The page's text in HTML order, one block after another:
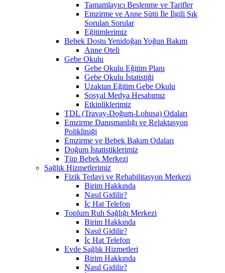
Tamamlayıcı Beslenme ve Tarifler
Emzirme ve Anne Sütü İle İlgili Sık
Sorulan Sorular
Eğitimlerimiz
Bebek Dostu Yenidoğan Yoğun Bakım
Anne Oteli
Gebe Okulu
Gebe Okulu Eğitim Planı
Gebe Okulu İstatistiği
Uzaktan Eğitim Gebe Okulu
Sosyal Medya Hesabımız
Etkinliklerimiz
TDL (Travay-Doğum-Lohusa) Odaları
Emzirme Danışmanlığı ve Relaktasyon
Polikliniği
Emzirme ve Bebek Bakım Odaları
Doğum İstatistiklerimiz
Tüp Bebek Merkezi
Sağlık Hizmetlerimiz
Fizik Tedavi ve Rehabilitasyon Merkezi
Birim Hakkında
Nasıl Gidilir?
İç Hat Telefon
Toplum Ruh Sağlığı Merkezi
Birim Hakkında
Nasıl Gidilir?
İç Hat Telefon
Evde Sağlık Hizmetleri
Birim Hakkında
Nasıl Gidilir?